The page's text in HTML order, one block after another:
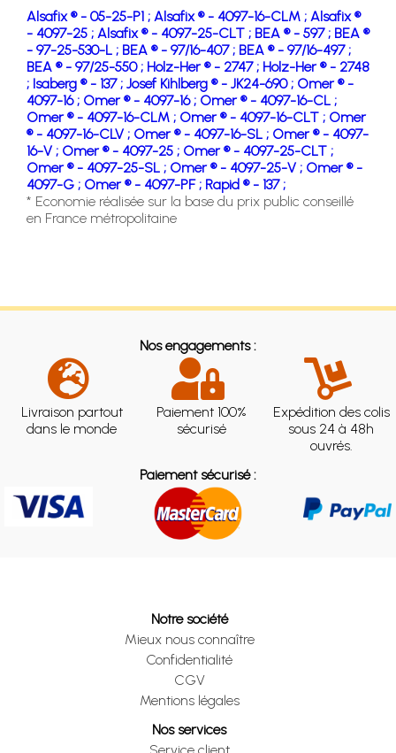
Alsafix ® - 05-25-P1 ; Alsafix ® - 4097-16-CLM ; Alsafix ®
- 4097-25 ; Alsafix ® - 4097-25-CLT ; BEA ® - 597 ; BEA ®
- 97-25-530-L ; BEA ® - 97/16-407 ; BEA ® - 97/16-497 ;
BEA ® - 97/25-550 ; Holz-Her ® - 2747 ; Holz-Her ® - 2748
; Isaberg ® - 137 ; Josef Kihlberg ® - JK24-690 ; Omer ® -
4097-16 ; Omer ® - 4097-16 ; Omer ® - 4097-16-CL ;
Omer ® - 4097-16-CLM ; Omer ® - 4097-16-CLT ; Omer
® - 4097-16-CLV ; Omer ® - 4097-16-SL ; Omer ® - 4097-
16-V ; Omer ® - 4097-25 ; Omer ® - 4097-25-CLT ;
Omer ® - 4097-25-SL ; Omer ® - 4097-25-V ; Omer ® -
4097-G ; Omer ® - 4097-PF ; Rapid ® - 137 ;
* Economie réalisée sur la base du prix public conseillé
en France métropolitaine
Nos engagements :
Livraison partout
dans le monde
Paiement 100%
sécurisé
Expédition des colis
sous 24 à 48h
ouvrés.
Paiement sécurisé :
Notre société
Mieux nous connaître
Confidentialité
CGV
Mentions légales
Nos services
Service client